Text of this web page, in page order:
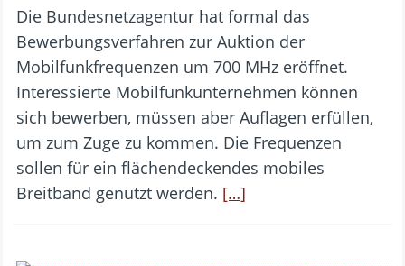
Die Bundesnetzagentur hat formal das
Bewerbungsverfahren zur Auktion der
Mobilfunkfrequenzen um 700 MHz eröffnet.
Interessierte Mobilfunkunternehmen können
sich bewerben, müssen aber Auflagen erfüllen,
um zum Zuge zu kommen. Die Frequenzen
sollen für ein flächendeckendes mobiles
Breitband genutzt werden. […]